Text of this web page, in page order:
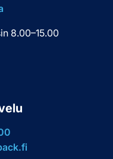
8.00–15.00